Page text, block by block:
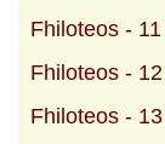
Fhiloteos -
Fhiloteos -
Fhiloteos -